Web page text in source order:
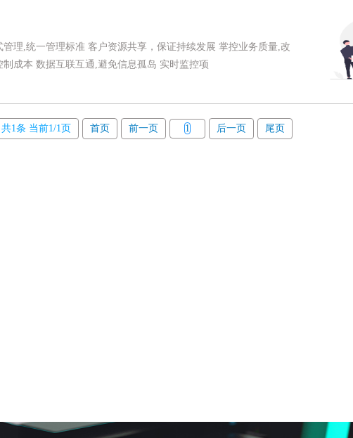
理,统一管理标准 客户资源共享，保证持续发展 掌控业务质量,改
成本 数据互联互通,避免信息孤岛 实时监控项
共1条 当前1/1页 首页 前一页 1 后一页 尾页